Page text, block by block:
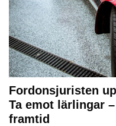
Fordonsjuristen
Ta emot lärlingar
framtid